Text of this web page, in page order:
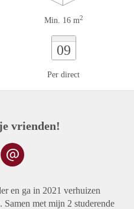
Min. 16 m2
09
Per direct
vrienden!
en ga in 2021 verhuizen
Samen met mijn 2 studerende